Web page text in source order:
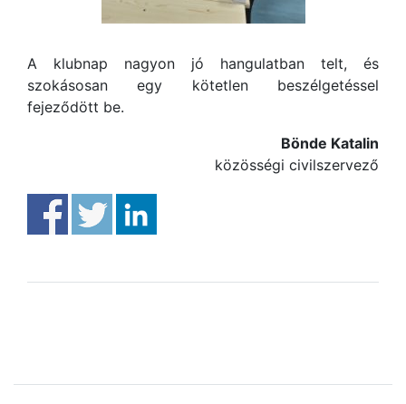
A klubnap nagyon jó hangulatban telt, és
szokásosan egy kötetlen beszélgetéssel
fejeződött be.
Bönde Katalin
közösségi civilszervező